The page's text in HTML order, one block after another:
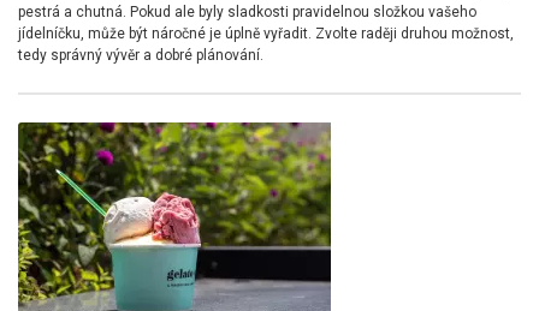
pestrá a chutná. Pokud ale byly sladkosti pravidelnou složkou vašeho
jídelníčku, může být náročné je úplně vyřadit. Zvolte raději druhou možnost,
tedy správný vývěr a dobré plánování.